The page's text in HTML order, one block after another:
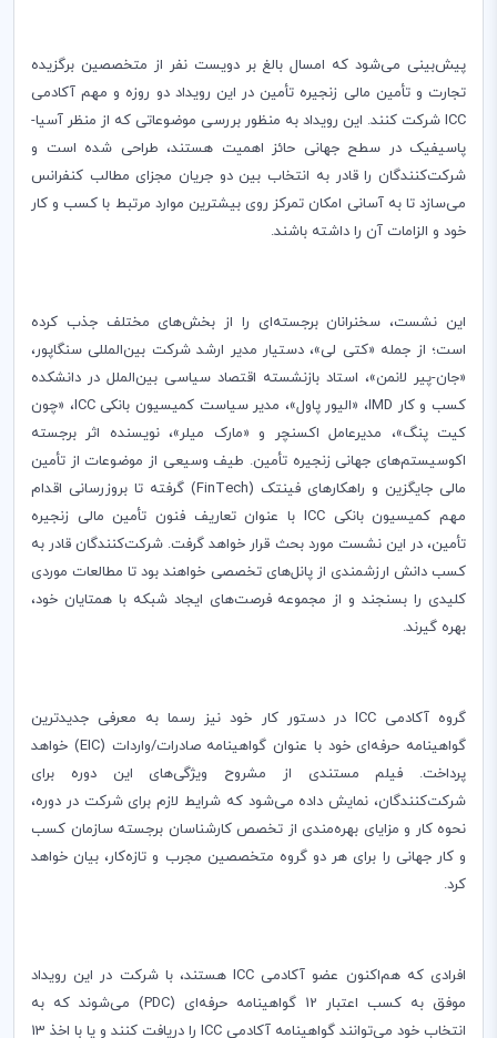
پیش‌بینی می‌شود که امسال بالغ بر دویست نفر از متخصصین برگزیده
تجارت و تأمین مالی زنجیره تأمین در این رویداد دو روزه و مهم آکادمی
ICC شرکت کنند. این رویداد به منظور بررسی موضوعاتی که از منظر آسیا-
پاسیفیک در سطح جهانی حائز اهمیت هستند، طراحی شده است و
شرکت‌کنندگان را قادر به انتخاب بین دو جریان مجزای مطالب کنفرانس
می‌سازد تا به آسانی امکان تمرکز روی بیشترین موارد مرتبط با کسب و کار
خود و الزامات آن را داشته باشند.
این نشست، سخنرانان برجسته‌ای را از بخش‌های مختلف جذب کرده
است؛ از جمله «کتی لی»، دستیار مدیر ارشد شرکت بین‌المللی سنگاپور،
«جان-پیر لانمن»، استاد بازنشسته اقتصاد سیاسی بین‌الملل در دانشکده
کسب و کار IMD، «الیور پاول»، مدیر سیاست کمیسیون بانکیICC، «چون
کیت پنگ»، مدیرعامل اکسنچر و «مارک میلر»، نویسنده اثر برجسته
اکوسیستم‌های جهانی زنجیره تأمین. طیف وسیعی از موضوعات از تأمین
مالی جایگزین و راهکارهای فینتک (FinTech) گرفته تا بروزرسانی اقدام
مهم کمیسیون بانکیICC با عنوان تعاریف فنون تأمین مالی زنجیره
تأمین، در این نشست مورد بحث قرار خواهد گرفت. شرکت‌کنندگان قادر به
کسب دانش ارزشمندی از پانل‌های تخصصی خواهند بود تا مطالعات موردی
کلیدی را بسنجند و از مجموعه فرصت‌های ایجاد شبکه با همتایان خود،
بهره گیرند.
گروه آکادمیICC در دستور کار خود نیز رسما به معرفی جدیدترین
گواهینامه حرفه‌ای خود با عنوان گواهینامه صادرات/واردات (EIC) خواهد
پرداخت. فیلم مستندی از مشروح ویژگی‌های این دوره برای
شرکت‌کنندگان، نمایش داده می‌شود که شرایط لازم برای شرکت در دوره،
نحوه کار و مزایای بهره‌مندی از تخصص کارشناسان برجسته سازمان کسب
و کار جهانی را برای هر دو گروه متخصصین مجرب و تازه‌کار، بیان خواهد
کرد.
افرادی که هم‌اکنون عضو آکادمی ICCهستند، با شرکت در این رویداد
موفق به کسب اعتبار 12 گواهینامه حرفه‌ای (
PDC) می‌شوند که به
انتخاب خود می‌توانند گواهینامه آکادمی ICC
را دریافت کنند و یا با اخذ 13